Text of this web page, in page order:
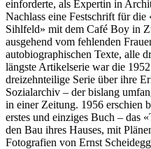
einforderte, als Expertin in
Nachlass eine Festschrift für die
Sihlfeld» mit dem Café Boy in
ausgehend vom fehlenden
autobiographischen Texte, alle
längste Artikelserie war die
dreizehnteilige Serie über ihre
Sozialarchiv – der bislang
in einer Zeitung. 1956 erschien
erstes und einziges Buch – das
den Bau ihres Hauses, mit
Fotografien von Ernst